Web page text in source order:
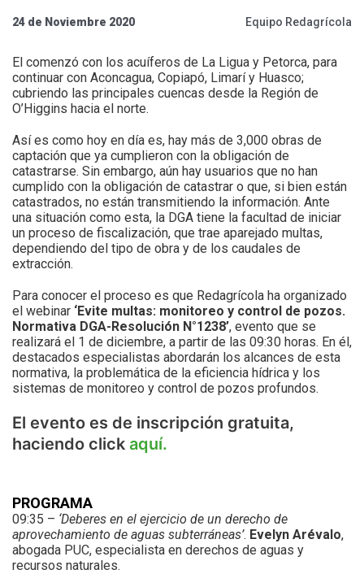
24 de Noviembre 2020 Equipo Redagrícola
El comenzó con los acuíferos de La Ligua y Petorca, para
continuar con Aconcagua, Copiapó, Limarí y Huasco;
cubriendo las principales cuencas desde la Región de
O’Higgins hacia el norte.
Así es como hoy en día es, hay más de 3,000 obras de
captación que ya cumplieron con la obligación de
catastrarse. Sin embargo, aún hay usuarios que no han
cumplido con la obligación de catastrar o que, si bien están
catastrados, no están transmitiendo la información. Ante
una situación como esta, la DGA tiene la facultad de iniciar
un proceso de fiscalización, que trae aparejado multas,
dependiendo del tipo de obra y de los caudales de
extracción.
Para conocer el proceso es que Redagrícola ha organizado
el webinar ‘Evite multas: monitoreo y control de pozos.
Normativa DGA-Resolución N°1238’, evento que se
realizará el 1 de diciembre, a partir de las 09:30 horas. En él,
destacados especialistas abordarán los alcances de esta
normativa, la problemática de la eficiencia hídrica y los
sistemas de monitoreo y control de pozos profundos.
El evento es de inscripción gratuita,
haciendo click aquí.
PROGRAMA
09:35 – ‘Deberes en el ejercicio de un derecho de
aprovechamiento de aguas subterráneas’. Evelyn Arévalo,
abogada PUC, especialista en derechos de aguas y
recursos naturales.